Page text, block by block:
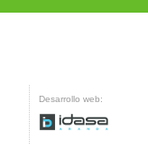
Desarrollo web: